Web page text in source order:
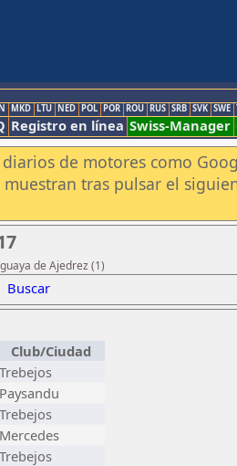
MKD LTU NED POL POR ROU RUS SRB SVK SWE
Registro en línea Swiss-Manager
de motores como
tras pulsar el
de Ajedrez (1)
Buscar
Club/Ciudad
Trebejos
Paysandu
Trebejos
Mercedes
Trebejos